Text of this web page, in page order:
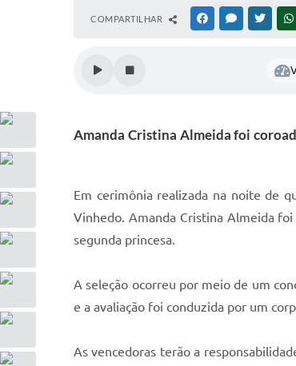
COMPARTILHAR FACEBOOKMESSENGER
Amanda Cristina Almeida foi
Em cerimônia realizada na noite de
Vinhedo. Amanda Cristina Almeida
segunda princesa.
A seleção ocorreu por meio de um
e a avaliação foi conduzida por um
As vencedoras terão a